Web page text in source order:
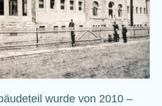
wurde von 2010 –